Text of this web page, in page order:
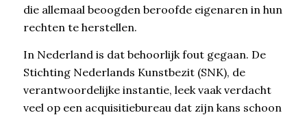
die allemaal beoogden beroofde eigenaren in hun
rechten te herstellen.
In Nederland is dat behoorlijk fout gegaan. De
Stichting Nederlands Kunstbezit (SNK), de
verantwoordelijke instantie, leek vaak verdacht
veel op een acquisitiebureau dat zijn kans schoon